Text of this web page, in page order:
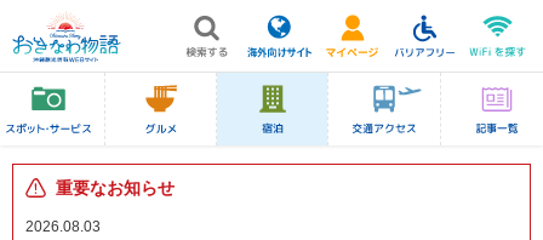
重要なお知らせ
2026.08.03